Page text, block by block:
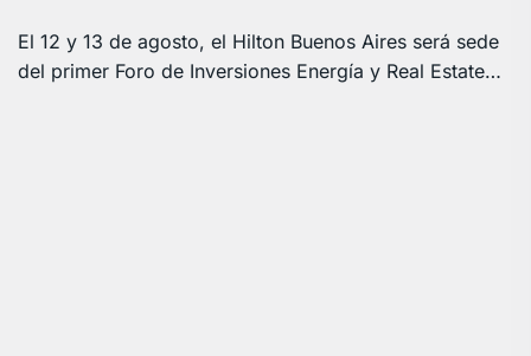
El 12 y 13 de agosto, el Hilton Buenos Aires será sede
del primer Foro de Inversiones Energía y Real Estate…